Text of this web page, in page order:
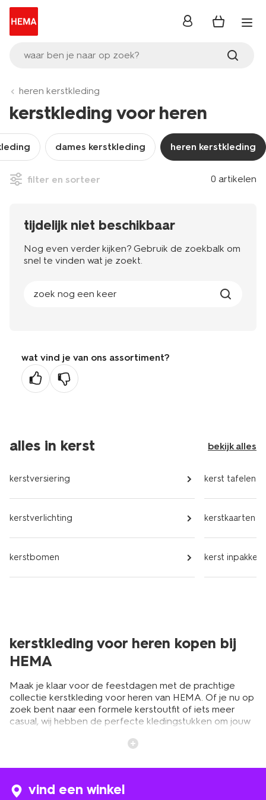
waar ben je naar op zoek?
inloggen
heren kerstkleding
kerstkleding voor heren
dames kerstkleding heren kerstkleding
filter en sorteer 0 artikelen
tijdelijk niet beschikbaar
Nog even verder kijken? Gebruik de zoekbalk om
snel te vinden wat je zoekt.
zoek nog een keer
wat vind je van ons assortiment?
alles in kerst bekijk alles
kerstversiering
kerstverlichting
kerstbomen
kerst tafelen
kerstkaarten
kerst inpakken
kerstkleding voor heren kopen bij
HEMA
Maak je klaar voor de feestdagen met de prachtige
collectie kerstkleding voor heren van HEMA. Of je nu op
zoek bent naar een formele kerstoutfit of iets meer
casual, wij hebben de perfecte kledingstukken om jouw
is ontworpen voor deze bijzondere momenten. Van
om in stijl te schitteren tijdens de feestdagen. In onze
onder andere klassieke kersttruien, chique overhemden
vind een winkel